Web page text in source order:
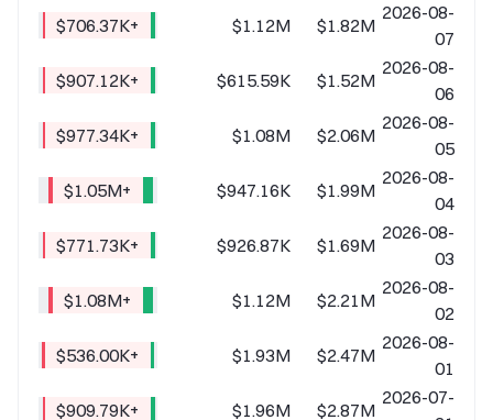
2026-08-
07
$1.82M
$1.12M
+$706.37K
2026-08-
06
$1.52M
$615.59K
+$907.12K
2026-08-
05
$2.06M
$1.08M
+$977.34K
2026-08-
04
$1.99M
$947.16K
+$1.05M
2026-08-
03
$1.69M
$926.87K
+$771.73K
2026-08-
02
$2.21M
$1.12M
+$1.08M
2026-08-
01
$2.47M
$1.93M
+$536.00K
2026-07-
$2.87M
$1.96M
+$909.79K